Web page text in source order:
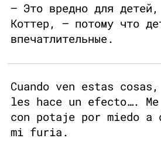
— Это вредно для
Коттер, — потому что
впечатлительные.
Cuando ven estas
les hace un efecto….
con potaje por miedo a
mi furia.